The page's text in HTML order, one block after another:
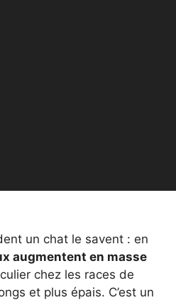
un chat le savent : en
augmentent en masse
chez les races de
et plus épais. C’est un